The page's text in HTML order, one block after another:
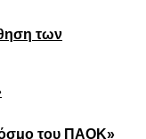
των
του ΠΑΟΚ»